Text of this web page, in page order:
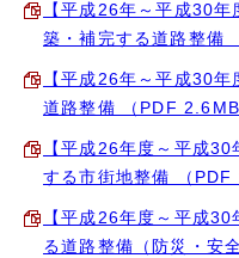
【平成26年～平成30
築・補完する道路整備
【平成26年～平成30
道路整備 （PDF 2.6MB
【平成26年度～平成
する市街地整備 （PDF
【平成26年度～平成
る道路整備（防災・安